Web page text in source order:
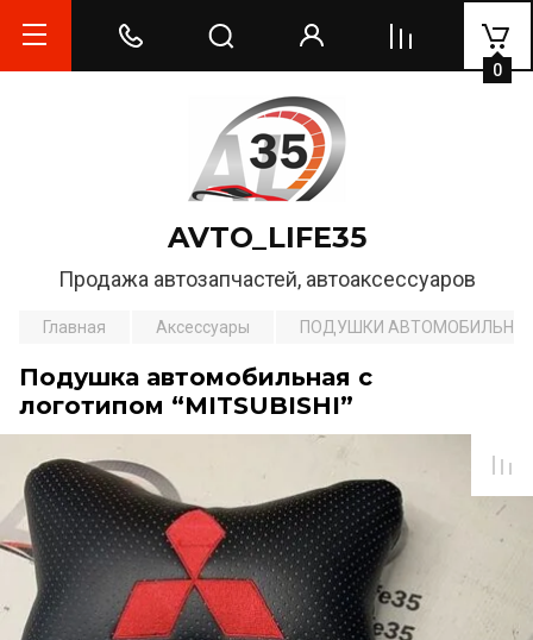
AVTO_LIFE35
Продажа автозапчастей, автоаксессуаров
0
Главная Аксессуары ПОДУШКИ
Подушка автомобильная с
логотипом “MITSUBISHI”